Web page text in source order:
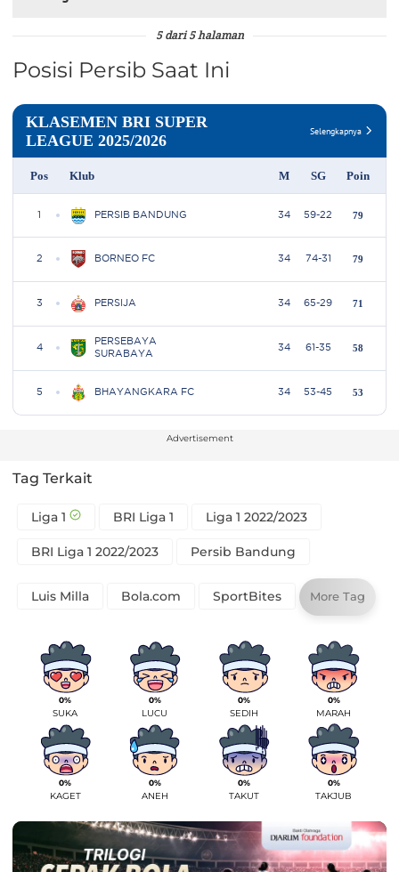
5 dari 5 halaman
Posisi Persib Saat Ini
Advertisement
Tag Terkait
Liga 1 BRI Liga 1 Liga 1 2022/2023
BRI Liga 1 2022/2023 Persib Bandung
Luis Milla Bola.com SportBites More Tag
0%
SUKA
0%
LUCU
0%
SEDIH
0%
MARAH
0%
KAGET
0%
ANEH
0%
TAKUT
0%
TAKJUB